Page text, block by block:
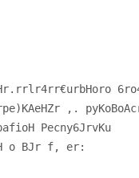
,.
Pecny6JrvKu
o BJr f, er: